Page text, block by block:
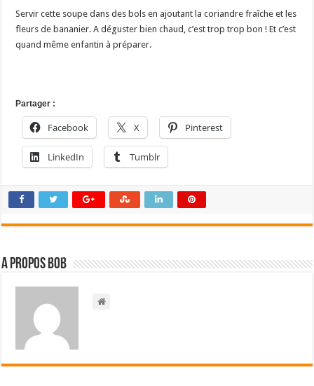
Servir cette soupe dans des bols en ajoutant la coriandre fraîche et les
fleurs de bananier. A déguster bien chaud, c’est trop trop bon ! Et c’est
quand même enfantin à préparer.
Partager :
Facebook X Pinterest
LinkedIn Tumblr
A propos bOb